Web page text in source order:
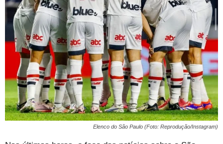
Elenco do São Paulo (Foto: Reprodução/Instagram)